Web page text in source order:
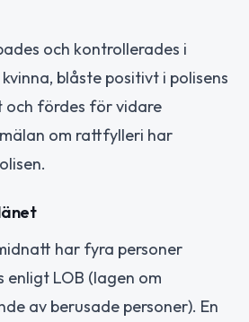
och kontrollerades i
blåste positivt i polisens
och fördes för vidare
om rattfylleri har
har fyra personer
LOB (lagen om
av berusade personer). En